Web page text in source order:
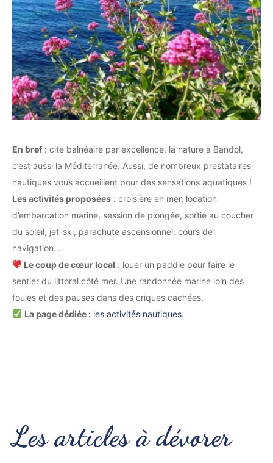
En bref : cité balnéaire par excellence, la nature à Bandol,
c’est aussi la Méditerranée. Aussi, de nombreux prestataires
nautiques vous accueillent pour des sensations aquatiques !
Les activités proposées : croisière en mer, location
d’embarcation marine, session de plongée, sortie au coucher
du soleil, jet-ski, parachute ascensionnel, cours de
navigation…
Le coup de cœur local : louer un paddle pour faire le
sentier du littoral côté mer. Une randonnée marine loin des
foules et des pauses dans des criques cachées.
La page dédiée : les activités nautiques.
Les articles à dévorer